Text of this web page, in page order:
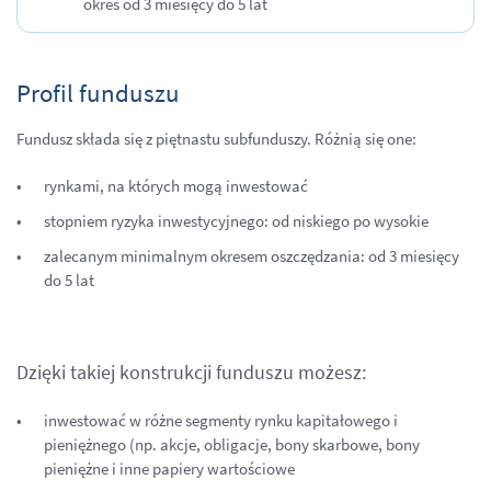
Profil funduszu
Fundusz składa się z piętnastu subfunduszy. Różnią się one:
rynkami, na których mogą inwestować
stopniem ryzyka inwestycyjnego: od niskiego po wysokie
zalecanym minimalnym okresem oszczędzania: od 3 miesięcy
do 5 lat
Dzięki takiej konstrukcji funduszu możesz:
inwestować w różne segmenty rynku kapitałowego i
pieniężnego (np. akcje, obligacje, bony skarbowe, bony
pieniężne i inne papiery wartościowe